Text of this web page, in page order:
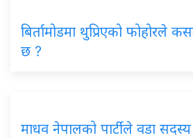
बिर्तामोडमा थुप्रिएको फोहोरले
छ ?
माधव नेपालको पार्टीले वडा